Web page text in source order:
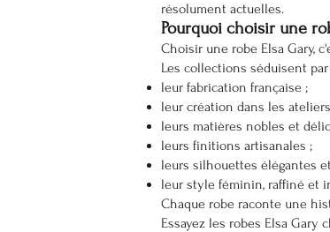
résolument actuelles.
Pourquoi choisir une
Choisir une robe Elsa Gary,
Les collections séduisent par
leur fabrication française ;
leur création dans les
leurs matières nobles et
leurs finitions artisanales ;
leurs silhouettes élégantes
leur style féminin, raffiné et
Chaque robe raconte une
Essayez les robes Elsa Gary